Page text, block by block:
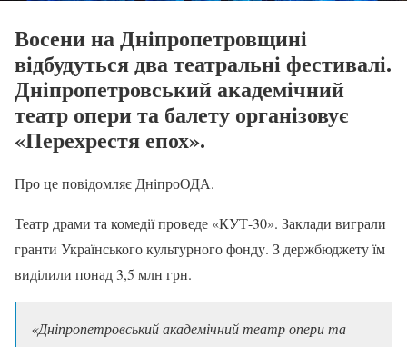
Восени на Дніпропетровщині
відбудуться два театральні фестивалі.
Дніпропетровський академічний
театр опери та балету організовує
«Перехрестя епох».
Про це повідомляє ДніпроОДА.
Театр драми та комедії проведе «КУТ-30». Заклади виграли
гранти Українського культурного фонду. З держбюджету їм
виділили понад 3,5 млн грн.
«Дніпропетровський академічний театр опери та